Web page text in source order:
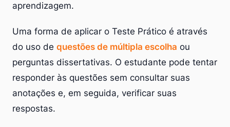
aprendizagem.
Uma forma de aplicar o Teste Prático é através
do uso de questões de múltipla escolha ou
perguntas dissertativas. O estudante pode tentar
responder às questões sem consultar suas
anotações e, em seguida, verificar suas
respostas.